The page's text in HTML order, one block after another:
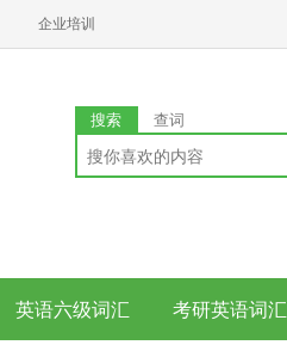
企业培训
搜索 查词
英语六级词汇 考研英语词汇